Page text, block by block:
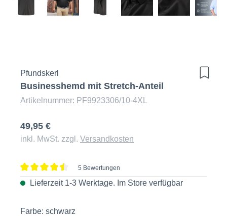
Pfundskerl
Businesshemd mit Stretch-Anteil
Artikelnummer: PF9923306/10-4XL
49,95 €
inkl. MwSt. zzgl. Versandkosten
Durchschnittliche Bewertung von 4.6 von 5 Sternen
5 Bewertungen
Lieferzeit 1-3 Werktage. Im Store verfügbar
Farbe: schwarz